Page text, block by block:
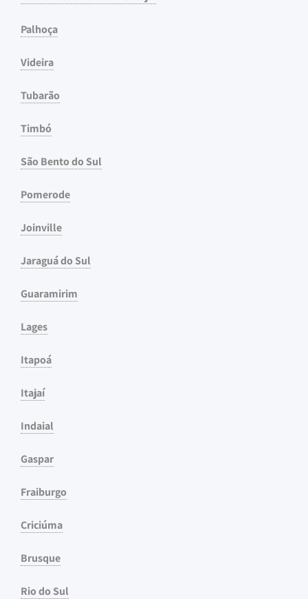
Palhoça
Videira
Tubarão
Timbó
São Bento do Sul
Pomerode
Joinville
Jaraguá do Sul
Guaramirim
Lages
Itapoá
Itajaí
Indaial
Gaspar
Fraiburgo
Criciúma
Brusque
Rio do Sul